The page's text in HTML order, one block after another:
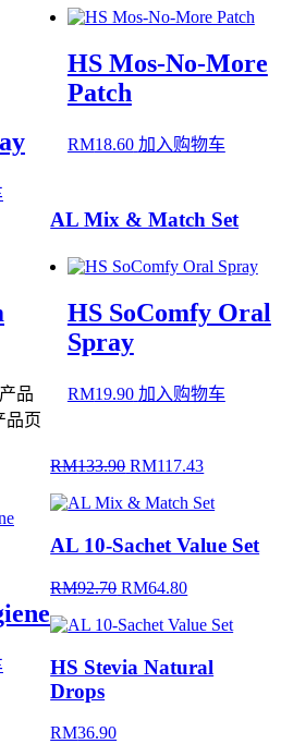
HS Mos-No-More
Patch
RM18.60 加入购物车
品
品页
HS SoComfy Oral
Spray
RM19.90 加入购物车
AL Mix & Match Set
RM133.90 RM117.43
AL 10-Sachet Value Set
RM92.70 RM64.80
HS Stevia Natural
Drops
RM36.90